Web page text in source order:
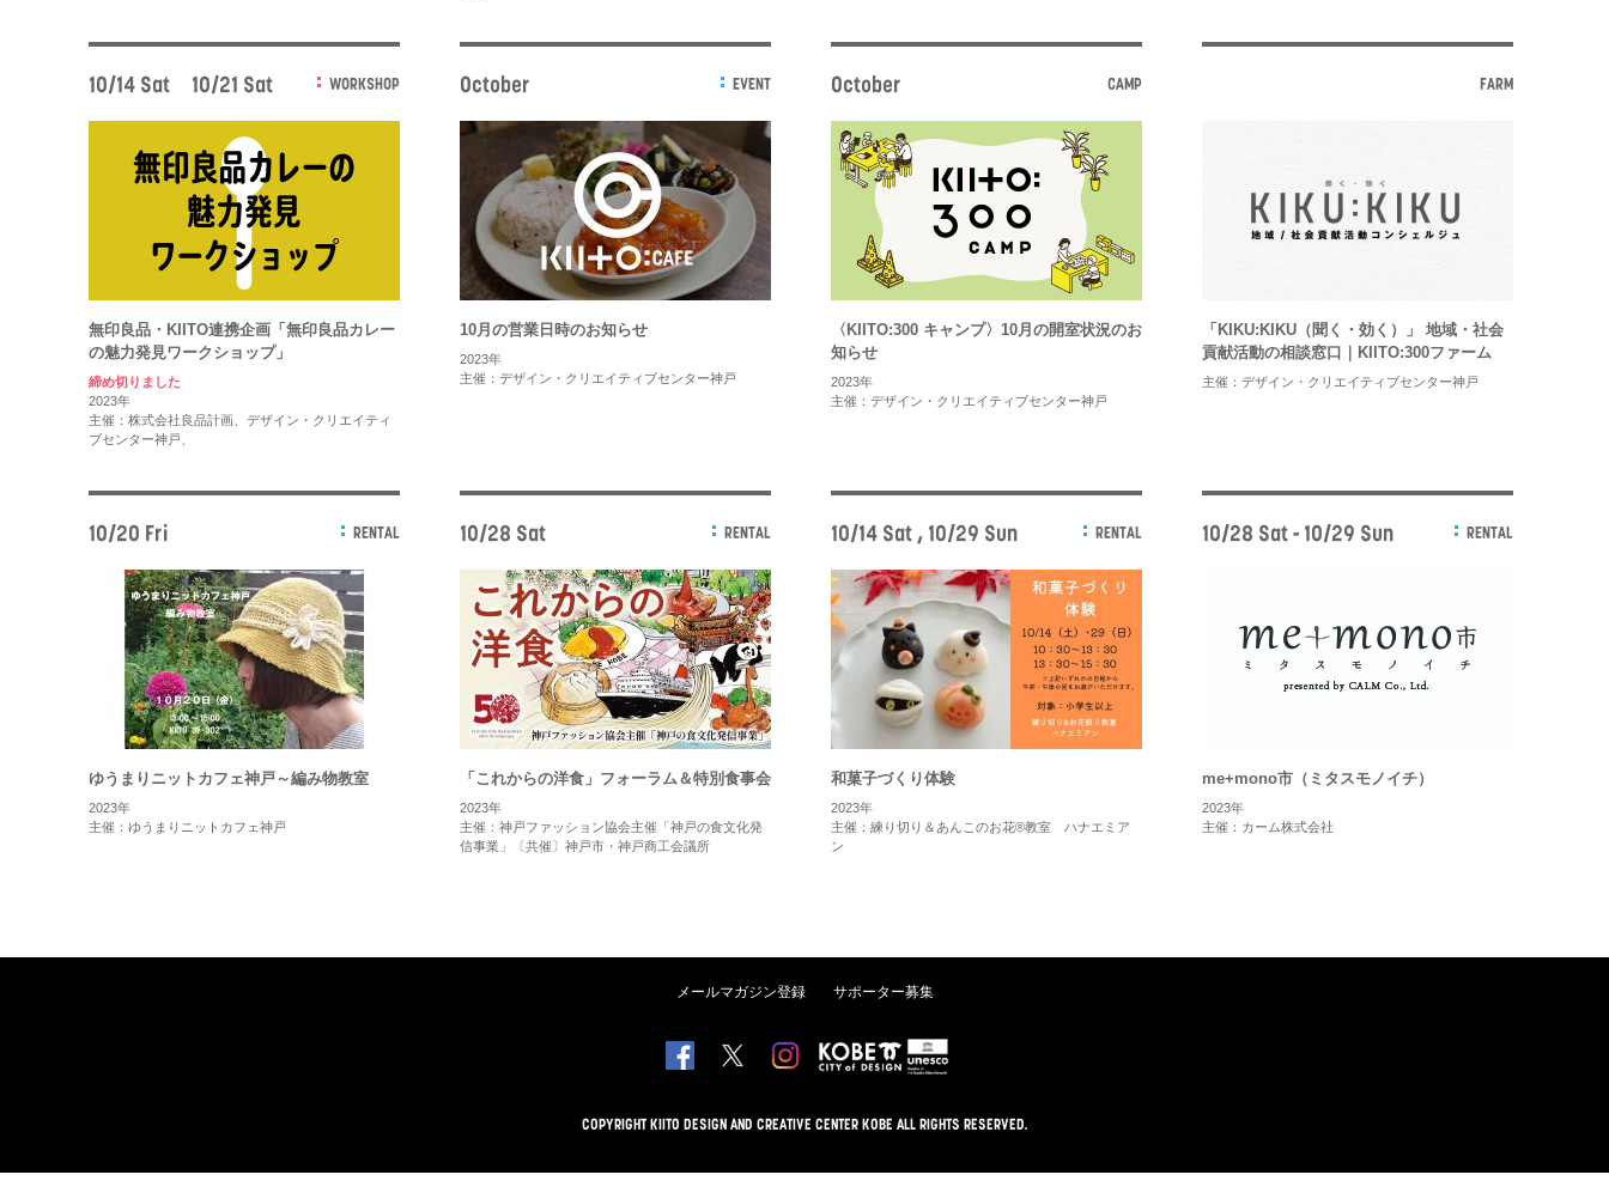
10/14 Sat、10/21 Sat WORKSHOP
無印良品・KIITO連携企画「無印良品カレー
の魅力発見ワークショップ」
締め切りました
2023年
主催：株式会社良品計画、デザイン・クリエイティ
ブセンター神戸、
October EVENT
10月の営業日時のお知らせ
2023年
主催：デザイン・クリエイティブセンター神戸
October CAMP
〈KIITO:300 キャンプ〉10月の開室状況のお
知らせ
2023年
主催：デザイン・クリエイティブセンター神戸
FARM
「KIKU:KIKU（聞く・効く）」 地域・社会
貢献活動の相談窓口｜KIITO:300ファーム
主催：デザイン・クリエイティブセンター神戸
10/20 Fri RENTAL
ゆうまりニットカフェ神戸～編み物教室
2023年
主催：ゆうまりニットカフェ神戸
10/28 Sat RENTAL
「これからの洋食」フォーラム＆特別食事会
2023年
主催：神戸ファッション協会主催「神戸の食文化発
信事業」〔共催〕神戸市・神戸商工会議所
10/14 Sat , 10/29 Sun RENTAL
和菓子づくり体験
2023年
主催：練り切り＆あんこのお花®教室 ハナエミア
ン
10/28 Sat - 10/29 Sun RENTAL
me+mono市（ミタスモノイチ）
2023年
主催：カーム株式会社
メールマガジン登録 サポーター募集
COPYRIGHT KIITO DESIGN AND CREATIVE CENTER KOBE ALL RIGHTS RESERVED.